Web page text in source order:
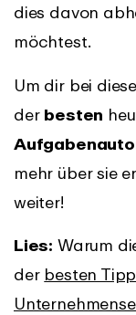
dies davon
möchtest.
Um dir bei
der besten
mehr über sie
weiter!
Lies: Warum
der besten